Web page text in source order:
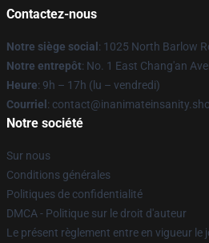
Contactez-nous
Notre siège social : 1025 North Barlow
Notre entrepôt: No. 1 East Chang'an
Heure: 9h – 17h (lu – vendredi)
Courriel :
Notre société
Sur nous
Conditions générales
Politiques de confidentialité
DMCA - Politique sur le droit d'auteur
Le présent règlement entre en vigueur le